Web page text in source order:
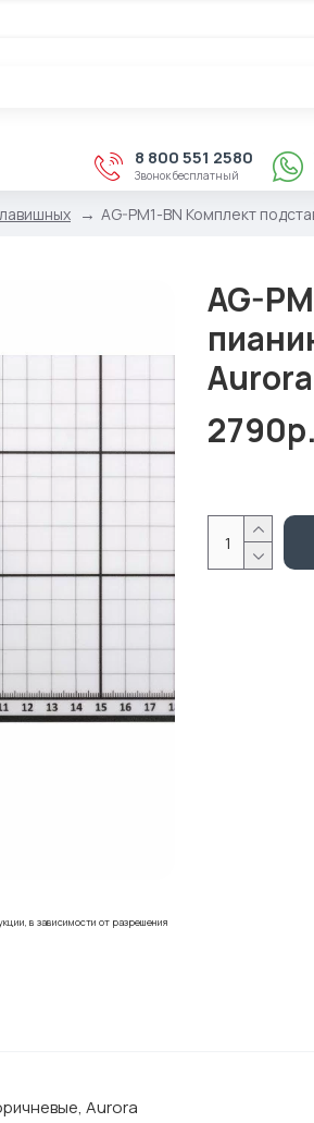
8 800 551 2580
Звонок бесплатный
AG-PM1-BN Комплект
в зависимости от разрешения
AG-
Aurora
2790р.
Aurora